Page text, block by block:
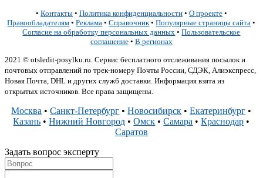
• Контакты • Политика конфиденциальности • О проекте •
Правообладателям •Реклама •Справочник•Популярные страницы сайта •
Согласие на обработку персональных данных •Пользовательское
соглашение • В регионах
2021 © otsledit-posylku.ru. Сервис бесплатного отслеживания посылок и
почтовых отправлений по трек-номеру Почты России, СДЭК, Алиэкспресс,
Новая Почта, DHL и других служб доставки. Информация взята из
открытых источников. Все права защищены.
Москва •Санкт-Петербург •Новосибирск •Екатеринбург •
Казань •Нижний Новгород •Омск •Самара •Краснодар •
Саратов
Задать вопрос эксперту